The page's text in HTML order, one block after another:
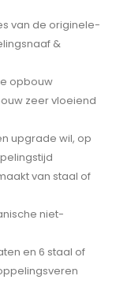
van de originele-
&
opbouw
zeer vloeiend
upgrade wil, op
van staal of
niet-
en 6 staal of